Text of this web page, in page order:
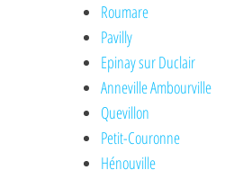
Roumare
Pavilly
Epinay sur Duclair
Anneville Ambourville
Quevillon
Petit-Couronne
Hénouville